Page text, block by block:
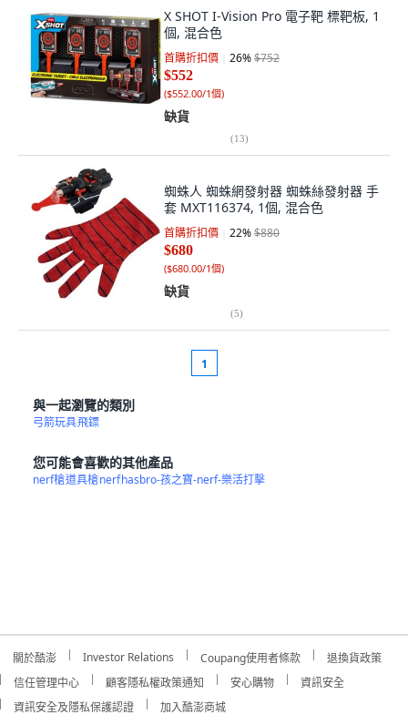
X SHOT I-Vision Pro 電子靶 標靶板, 1
個, 混合色
首購折扣價 26%$752
$552
($552.00/1個)
缺貨
(13)
蜘蛛人 蜘蛛網發射器 蜘蛛絲發射器 手
套 MXT116374, 1個, 混合色
首購折扣價 22%$880
$680
($680.00/1個)
缺貨
(5)
1
與一起瀏覽的類別
弓箭玩具飛鏢
您可能會喜歡的其他產品
nerf槍道具槍nerfhasbro-孩之寶-nerf-樂活打擊
關於酷澎 Investor Relations Coupang使用者條款
退換貨政策
信任管理中心
顧客隱私權政策通知 安心購物
資訊安全
資訊安全及隱私保護認證
加入酷澎商城